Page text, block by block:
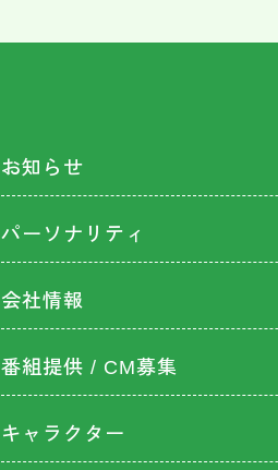
お知らせ
パーソナリティ
会社情報
番組提供 / CM募集
キャラクター